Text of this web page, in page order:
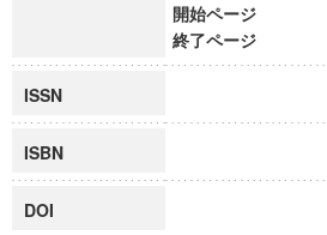
開始ページ
終了ページ
ISSN
ISBN
DOI